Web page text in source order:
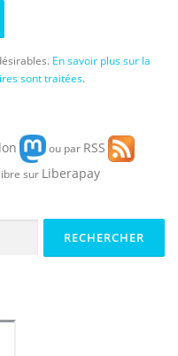
En savoir plus sur la
sont traitées.
ou par RSS
sur Liberapay